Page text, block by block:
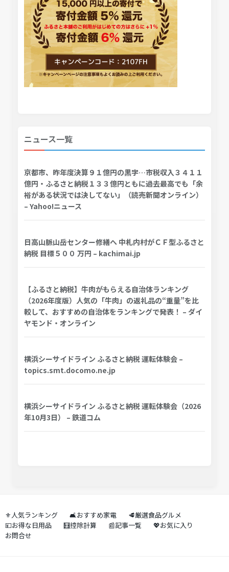
ニュース一覧
京都市、昨年度決算９１億円の黒字…市税収入３４１１
億円・ふるさと納税１３３億円ともに過去最高でも「余
裕がある状況では決してない」（読売新聞オンライン）
– Yahoo!ニュース
日高山脈山岳センター修繕へ 中札内村がＣＦ型ふるさと
納税 目標５００ 万円 – kachimai.jp
【ふるさと納税】牛肉がもらえる自治体ランキング
（2026年度版）人気の「牛肉」の返礼品の“重量”を比
較して、おすすめの自治体をランキングで発表！ – ダイ
ヤモンド・オンライン
横浜シーサイドライン ふるさと納税 運転体験会 –
topics.smt.docomo.ne.jp
横浜シーサイドライン ふるさと納税 運転体験会（2026
年10月3日） – 鉄道コム
⚜️人気ランキング 🛋️おすすめ家電
🥩厳選食品グルメ
💴お得な日用品
🧮控除計算 📰記事一覧
💖お気に入り
お問合せ